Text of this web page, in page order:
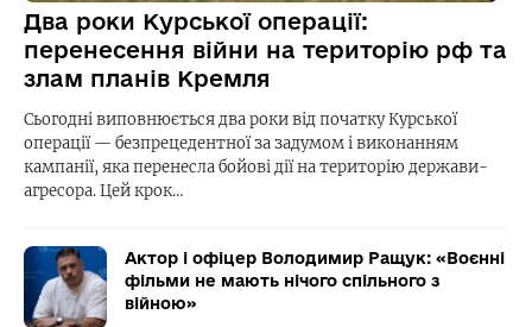
Два роки Курської операції:
перенесення війни на територію рф та
злам планів Кремля
Сьогодні виповнюється два роки від початку Курської
операції — безпрецедентної за задумом і виконанням
кампанії, яка перенесла бойові дії на територію держави-
агресора. Цей крок…
Актор і офіцер Володимир Ращук: «Воєнні
фільми не мають нічого спільного з
війною»